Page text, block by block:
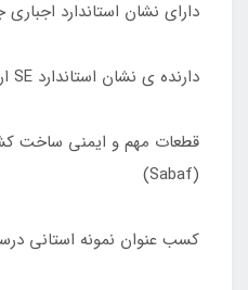
دارای نشان استاندارد
دارنده ی نشان استاندارد SE اروپا از TUV آلمان
(Sabaf)
کسب عنوان نمونه استانی